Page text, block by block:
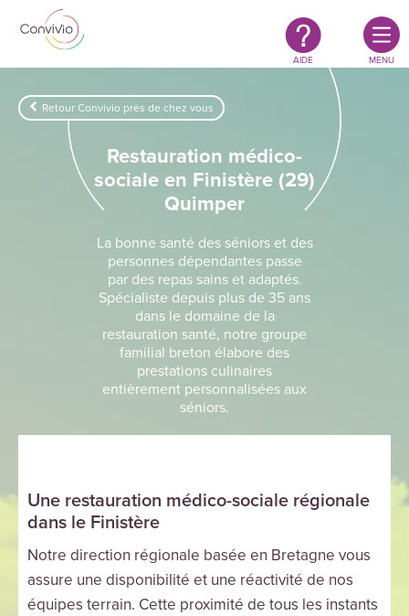
Aller au contenu principal
Restauration
authentique
responsable
AIDE MENU
Retour Convivio près de chez vous
Restauration médico-
sociale en Finistère (29)
Quimper
La bonne santé des séniors et des
personnes dépendantes passe
par des repas sains et adaptés.
Spécialiste depuis plus de 35 ans
dans le domaine de la
restauration santé, notre groupe
familial breton élabore des
prestations culinaires
entièrement personnalisées aux
séniors.
Une restauration médico-sociale régionale
dans le Finistère
Notre direction régionale basée en Bretagne vous
assure une disponibilité et une réactivité de nos
équipes terrain. Cette proximité de tous les instants